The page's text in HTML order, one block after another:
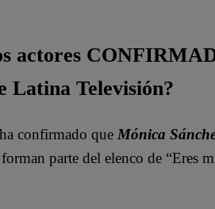
actores
Latina Televisión?
confirmado que Mónica
parte del elenco de “Eres